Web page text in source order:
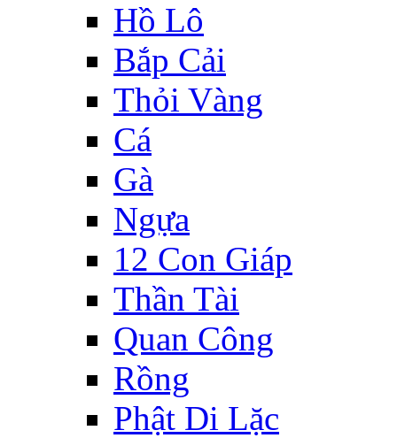
Hồ Lô
Bắp Cải
Thỏi Vàng
Cá
Gà
Ngựa
12 Con Giáp
Thần Tài
Quan Công
Rồng
Phật Di Lặc